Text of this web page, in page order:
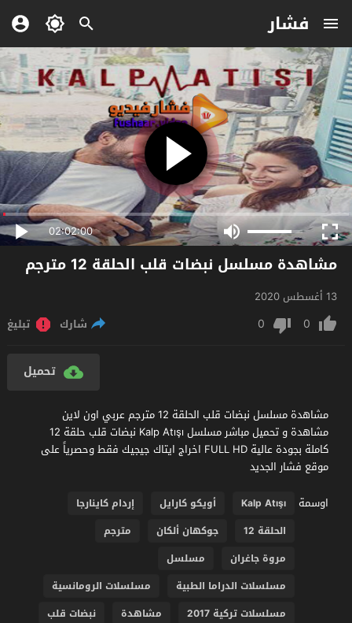
فشار
02:02:00
مشاهدة مسلسل نبضات قلب الحلقة 12 مترجم
13 أغسطس 2020
0
0 شارك تبليغ
تحميل
مشاهدة مسلسل نبضات قلب الحلقة 12 مترجم عربي اون لاين
مشاهدة و تحميل مباشر مسلسل Kalp Atışı نبضات قلب حلقة 12
كاملة بجودة عالية FULL HD اخراج ايتاك جيجيك فقط وحصرياً على
موقع فشار الجديد
اوسمة
Kalp Atışı أويكو كارايل
إردام كاينارجا
الحلقة 12
جوكهان ألكان
مترجم
مروة جاغران
مسلسل
مسلسلات الدراما الطبية
مسلسلات الرومانسية
مسلسلات تركية 2017
مشاهدة نبضات قلب